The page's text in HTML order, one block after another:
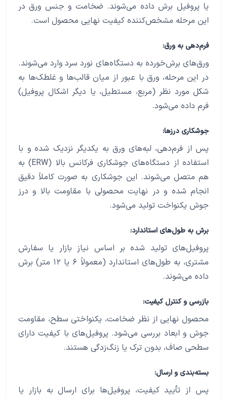
یا پروفیل برش داده می‌شوند. ضخامت و جنس ورق در
این مرحله مشخص‌کننده کیفیت نهایی محصول است.
فرم‌دهی به ورق:
ورق‌های برش‌خورده به دستگاه‌های نورد سرد وارد می‌شوند.
در این مرحله، ورق با عبور از میان قالب‌ها و غلطک‌ها به
شکل مورد نظر (مربع، مستطیل، یا دیگر اشکال پروفیل)
فرم داده می‌شود.
جوشکاری درزها:
پس از فرم‌دهی، لبه‌های ورق به یکدیگر نزدیک شده و با
استفاده از دستگاه‌های جوشکاری فرکانس بالا (ERW) به
هم متصل می‌شوند. این جوشکاری به صورت کاملاً دقیق
انجام شده و در نهایت محصولی با مقاومت بالا و درز
جوش یکنواخت تولید می‌شود.
برش به طول‌های استاندارد:
پروفیل‌های تولید شده بر اساس نیاز بازار یا سفارش
مشتری، به طول‌های استاندارد (معمولاً ۶ یا ۱۲ متر) برش
داده می‌شوند.
بازرسی و کنترل کیفیت:
محصول نهایی از نظر ضخامت، یکنواختی سطح، مقاومت
جوش و ابعاد بررسی می‌شود. پروفیل‌های با کیفیت دارای
سطحی صاف، بدون ترک یا زنگ‌زدگی هستند.
بسته‌بندی و ارسال:
پس از تأیید کیفیت، پروفیل‌ها برای ارسال به بازار یا